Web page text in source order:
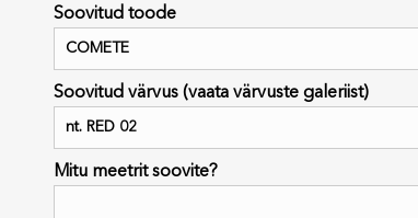
Soovitud toode
Soovitud värvus (vaata värvuste galeriist)
Mitu meetrit soovite?